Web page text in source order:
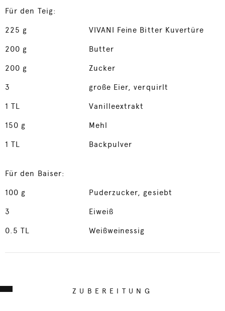
Für den Teig:
225 g VIVANI Feine Bitter Kuvertüre
200 g Butter
200 g Zucker
3 große Eier, verquirlt
1TL Vanilleextrakt
150 g Mehl
1TL Backpulver
Für den Baiser:
100 g Puderzucker, gesiebt
3 Eiweiß
0.5TL Weißweinessig
ZUBEREITUNG